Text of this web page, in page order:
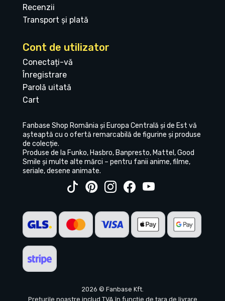
Recenzii
Transport și plată
Cont de utilizator
Conectați-vă
Înregistrare
Parolă uitată
Cart
Fanbase Shop România și Europa Centrală și de Est vă
așteaptă cu o ofertă remarcabilă de figurine și produse
de colecție.
Produse de la Funko, Hasbro, Banpresto, Mattel, Good
Smile și multe alte mărci – pentru fanii anime, filme,
seriale, desene animate.
2026 © Fanbase Kft.
Prețurile noastre includ TVA în funcție de țara de livrare